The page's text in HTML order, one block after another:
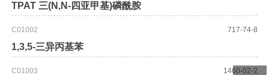
TPAT 三(N,N-四亚甲基)磷酰胺
C01002
1,3,5-三异丙基苯
717-74-8
C01003 1460-02-2